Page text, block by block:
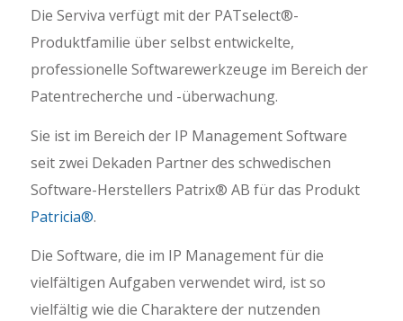
Die Serviva verfügt mit der PATselect®-
Produktfamilie über selbst entwickelte,
professionelle Softwarewerkzeuge im Bereich der
Patentrecherche und -überwachung.
Sie ist im Bereich der IP Management Software
seit zwei Dekaden Partner des schwedischen
Software-Herstellers Patrix® AB für das Produkt
Patricia®.
Die Software, die im IP Management für die
vielfältigen Aufgaben verwendet wird, ist so
vielfältig wie die Charaktere der nutzenden